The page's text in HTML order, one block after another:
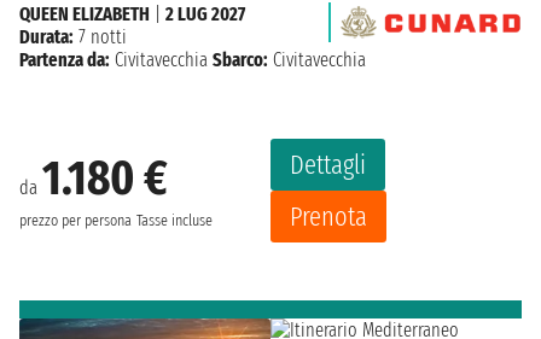
da 1.180 €
prezzo per persona Tasse incluse
Dettagli
Prenota
QUEEN ELIZABETH
2 LUG 2027
Durata: 7 notti
Partenza da: Civitavecchia Sbarco: Civitavecchia